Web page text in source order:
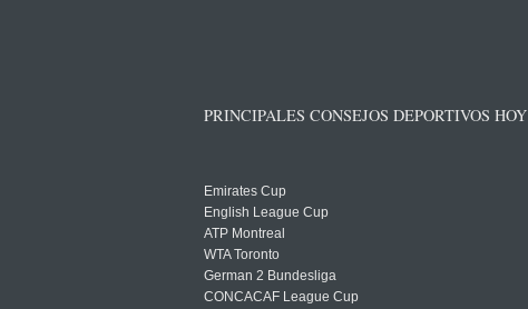
PRINCIPALES CONSEJOS DEPORTIVOS HOY
Emirates Cup
English League Cup
ATP Montreal
WTA Toronto
German 2 Bundesliga
CONCACAF League Cup